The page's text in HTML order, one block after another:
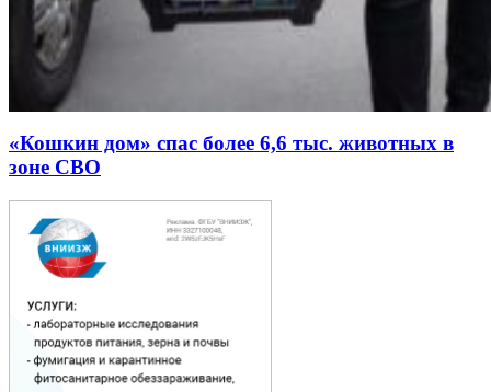
«Кошкин дом» спас более 6,6 тыс. животных в
зоне СВО